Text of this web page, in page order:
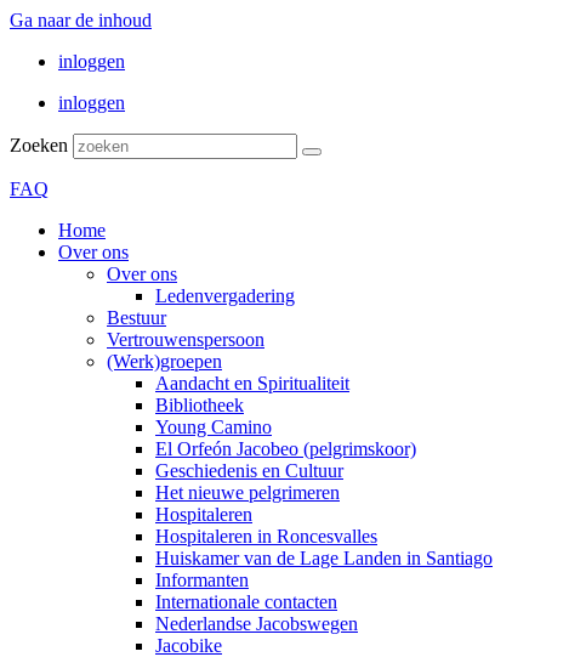
Ga naar de inhoud
inloggen
inloggen
Zoeken
FAQ
Home
Over ons
Over ons
Ledenvergadering
Bestuur
Vertrouwenspersoon
(Werk)groepen
Aandacht en Spiritualiteit
Bibliotheek
Young Camino
El Orfeón Jacobeo (pelgrimskoor)
Geschiedenis en Cultuur
Het nieuwe pelgrimeren
Hospitaleren
Hospitaleren in Roncesvalles
Huiskamer van de Lage Landen in Santiago
Informanten
Internationale contacten
Nederlandse Jacobswegen
Jacobike